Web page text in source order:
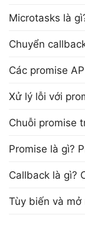
Microtasks là
Chuyển
Các promise
Xử lý lỗi với
Chuỗi promise
Promise là gì?
Callback là gì?
Tùy biến và